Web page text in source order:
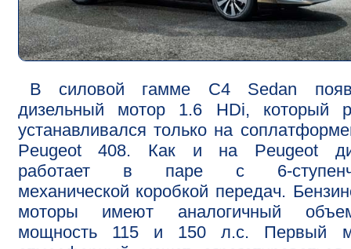
В силовой гамме С4 Sedan
дизельный мотор 1.6 HDi, который
устанавливался только на
Peugeot 408. Как и на Peugeot
работает в паре с 6-
механической коробкой передач.
моторы имеют аналогичный
мощность 115 и 150 л.с. Первый